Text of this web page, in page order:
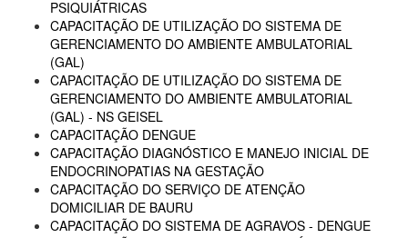
PSIQUIÁTRICAS
CAPACITAÇÃO DE UTILIZAÇÃO DO SISTEMA DE
GERENCIAMENTO DO AMBIENTE AMBULATORIAL
(GAL)
CAPACITAÇÃO DE UTILIZAÇÃO DO SISTEMA DE
GERENCIAMENTO DO AMBIENTE AMBULATORIAL
(GAL) - NS GEISEL
CAPACITAÇÃO DENGUE
CAPACITAÇÃO DIAGNÓSTICO E MANEJO INICIAL DE
ENDOCRINOPATIAS NA GESTAÇÃO
CAPACITAÇÃO DO SERVIÇO DE ATENÇÃO
DOMICILIAR DE BAURU
CAPACITAÇÃO DO SISTEMA DE AGRAVOS - DENGUE